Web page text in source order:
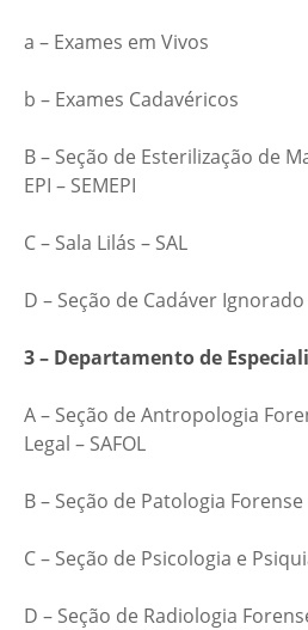
a – Exames em Vivos
b – Exames Cadavéricos
B – Seção de Esterilização de
EPI – SEMEPI
C – Sala Lilás – SAL
D – Seção de Cadáver Ignorado
3 – Departamento de
A – Seção de Antropologia
Legal – SAFOL
B – Seção de Patologia Forense
C – Seção de Psicologia e
D – Seção de Radiologia